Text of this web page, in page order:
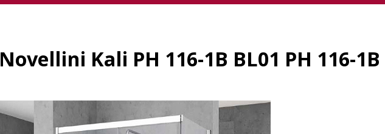
Novellini Kali PH 116-1B BL01 PH 116-1B